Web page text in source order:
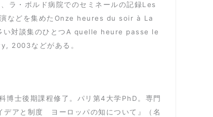
・ボルド病院でのセミネールの記録Les
などを集めたOnze heures du soir à La
対談集のひとつA quelle heure passe le
などがある。
博士後期課程修了。パリ第4大学PhD。専門
デアと制度 ヨーロッパの知について』（名